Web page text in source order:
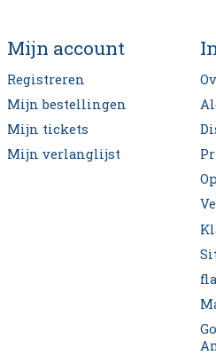
Mijn account
Registreren
Mijn bestellingen
Mijn tickets
Mijn verlanglijst